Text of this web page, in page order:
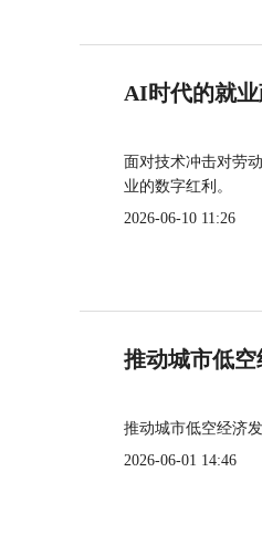
AI时代的就
面对技术冲击对劳
业的数字红利。
2026-06-10 11:26
推动城市低
推动城市低空经济
2026-06-01 14:46